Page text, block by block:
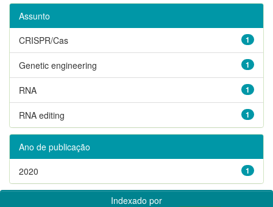
Assunto
1
CRISPR/Cas
1
Genetic engineering
1
RNA
1
RNA editing
Ano de publicação
1
2020
Indexado por